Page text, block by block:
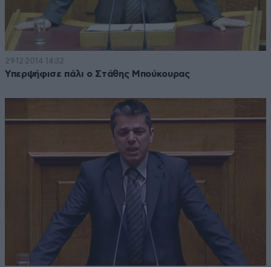
29·12·2014 14:32
Υπερψήφισε πάλι ο Στάθης Μπούκουρας